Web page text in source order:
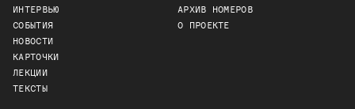
ИНТЕРВЬЮ
СОБЫТИЯ
НОВОСТИ
КАРТОЧКИ
ЛЕКЦИИ
ТЕКСТЫ
АРХИВ НОМЕРОВ
О ПРОЕКТЕ